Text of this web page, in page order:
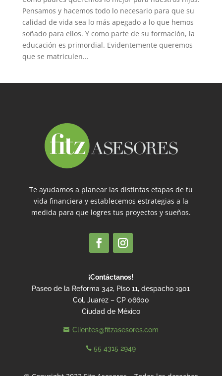
Pensamos y hacemos todo lo necesario para que su
calidad de vida sea lo más apegado a lo que hemos
soñado para ellos. Y como parte de su formación, la
educación es primordial. Evidentemente queremos
que se matriculen...
Te ayudamos a planear las distintas etapas de tu
vida financiera y establecemos estrategias a la
medida para que logres tus proyectos y sueños.
¡Contáctanos!
Paseo de la Reforma 342, Piso 11, despacho 1901
Col. Juarez – CP 06600
Ciudad de México
 Clientes@fitzasesores.com
 55 4315 2949